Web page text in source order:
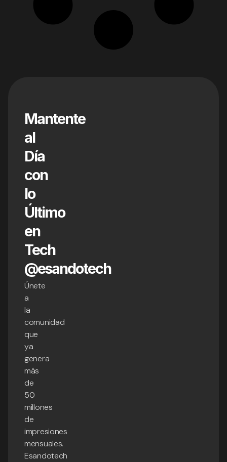
Mantente
al
Día
con
lo
Último
en
Tech
@esandotech
Únete
a
la
comunidad
que
ya
genera
más
de
50
millones
de
impresiones
mensuales.
Esandotech